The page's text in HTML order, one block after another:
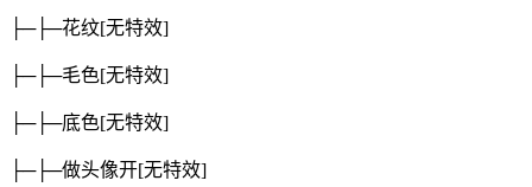
├─├─花纹[无特效]
├─├─毛色[无特效]
├─├─底色[无特效]
├─├─做头像开[无特效]